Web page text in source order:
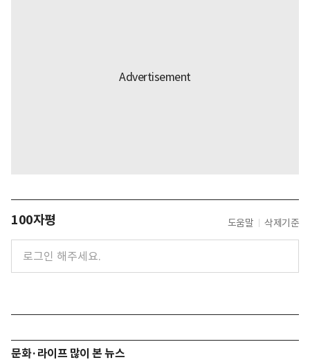
100자평 도움말 삭제기준
문화·라이프 많이 본 뉴스